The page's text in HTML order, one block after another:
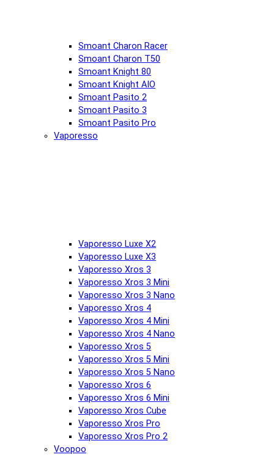
Smoant Charon Racer
Smoant Charon T50
Smoant Knight 80
Smoant Knight AIO
Smoant Pasito 2
Smoant Pasito 3
Smoant Pasito Pro
Vaporesso
Vaporesso Luxe X2
Vaporesso Luxe X3
Vaporesso Xros 3
Vaporesso Xros 3 Mini
Vaporesso Xros 3 Nano
Vaporesso Xros 4
Vaporesso Xros 4 Mini
Vaporesso Xros 4 Nano
Vaporesso Xros 5
Vaporesso Xros 5 Mini
Vaporesso Xros 5 Nano
Vaporesso Xros 6
Vaporesso Xros 6 Mini
Vaporesso Xros Cube
Vaporesso Xros Pro
Vaporesso Xros Pro 2
Voopoo